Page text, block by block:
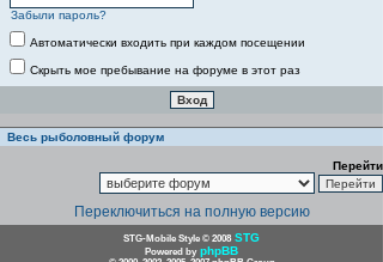
Забыли пароль?
Автоматически входить при каждом посещении
Скрыть мое пребывание на форуме в этот раз
Весь рыболовный форум
Перейти
Переключиться на полную версию
STG-Mobile Style © 2008 STG
Powered by phpBB